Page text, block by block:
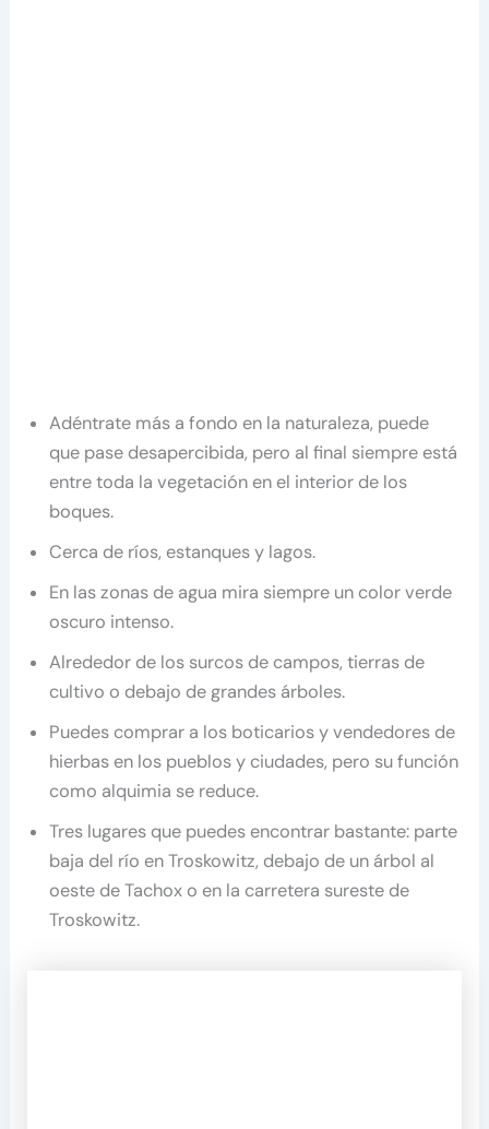
Adéntrate más a fondo en la naturaleza, puede
que pase desapercibida, pero al final siempre está
entre toda la vegetación en el interior de los
boques.
Cerca de ríos, estanques y lagos.
En las zonas de agua mira siempre un color verde
oscuro intenso.
Alrededor de los surcos de campos, tierras de
cultivo o debajo de grandes árboles.
Puedes comprar a los boticarios y vendedores de
hierbas en los pueblos y ciudades, pero su función
como alquimia se reduce.
Tres lugares que puedes encontrar bastante: parte
baja del río en Troskowitz, debajo de un árbol al
oeste de Tachox o en la carretera sureste de
Troskowitz.